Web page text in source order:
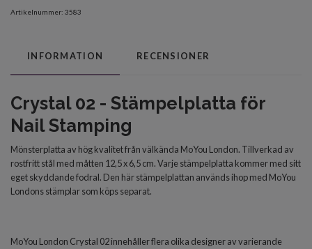
Artikelnummer: 3583
INFORMATION RECENSIONER
Crystal 02 - Stämpelplatta för
Nail Stamping
Mönsterplatta av hög kvalitet från välkända MoYou London. Tillverkad av
rostfritt stål med måtten 12,5 x 6,5 cm. Varje stämpelplatta kommer med sitt
eget skyddande fodral. Den här stämpelplattan används ihop med MoYou
Londons stämplar som köps separat.
MoYou London Crystal 02 innehåller flera olika designer av varierande